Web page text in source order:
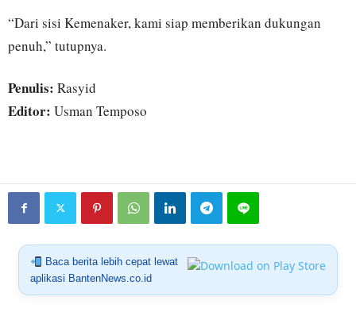
“Dari sisi Kemenaker, kami siap memberikan dukungan
penuh,” tutupnya.
Penulis: Rasyid
Editor: Usman Temposo
Baca berita lebih cepat lewat
aplikasi BantenNews.co.id